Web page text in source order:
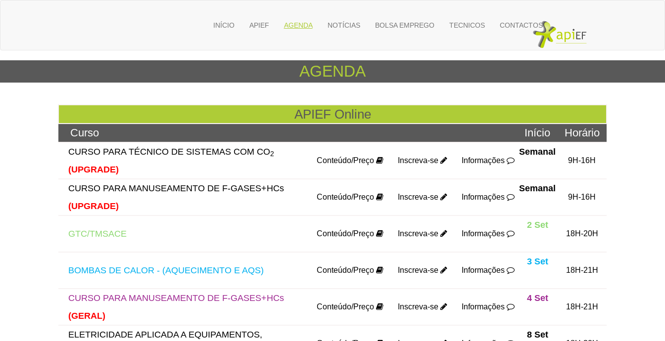
INÍCIO APIEF AGENDA NOTÍCIAS BOLSA EMPREGO TECNICOS CONTACTOS
AGENDA
APIEF Online
Curso Início Horário
CURSO PARA TÉCNICO DE SISTEMAS COM CO2
(UPGRADE)
Conteúdo/Preço Inscreva-se Informações
Semanal
9H-16H
CURSO PARA MANUSEAMENTO DE F-GASES+HCs
(UPGRADE)
Conteúdo/Preço Inscreva-se Informações
Semanal
9H-16H
GTC/TMSACE Conteúdo/Preço Inscreva-se Informações
2 Set
18H-20H
BOMBAS DE CALOR - (AQUECIMENTO E AQS) Conteúdo/Preço Inscreva-se Informações
3 Set
18H-21H
CURSO PARA MANUSEAMENTO DE F-GASES+HCs
(GERAL)
Conteúdo/Preço Inscreva-se Informações
4 Set
18H-21H
ELETRICIDADE APLICADA A EQUIPAMENTOS,
8 Set